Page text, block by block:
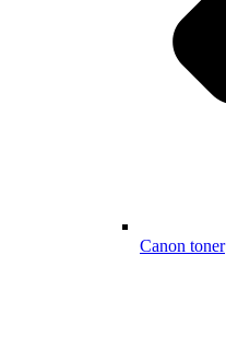
Canon toner